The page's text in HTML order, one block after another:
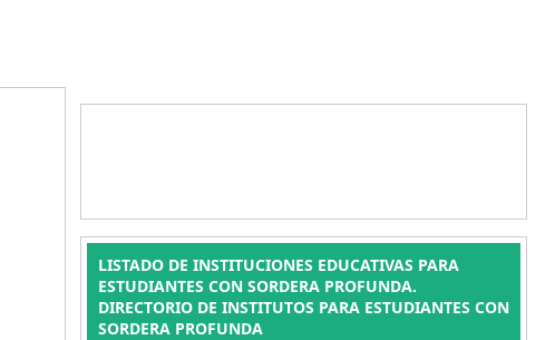
LISTADO DE INSTITUCIONES EDUCATIVAS PARA
ESTUDIANTES CON SORDERA PROFUNDA.
DIRECTORIO DE INSTITUTOS PARA ESTUDIANTES CON
SORDERA PROFUNDA